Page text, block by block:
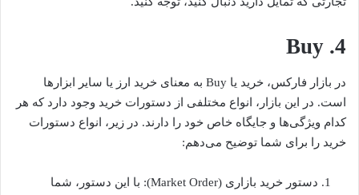
4. Buy
در بازار فارکس، خرید یا Buy به معنای خرید ارز یا سایر ابزارها
است. در این بازار، انواع مختلفی از دستورات خرید وجود دارد که هر
کدام ویژگی‌ها و جایگاه خاص خود را دارند. در زیر، انواع دستورات
خرید را برای شما توضیح می‌دهم:
دستور خرید بازاری (Market Order): با این دستور، شما